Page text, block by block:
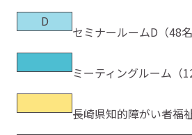
D
セミナールームD（48名
ミーティングルーム（
長崎県知的障がい者福